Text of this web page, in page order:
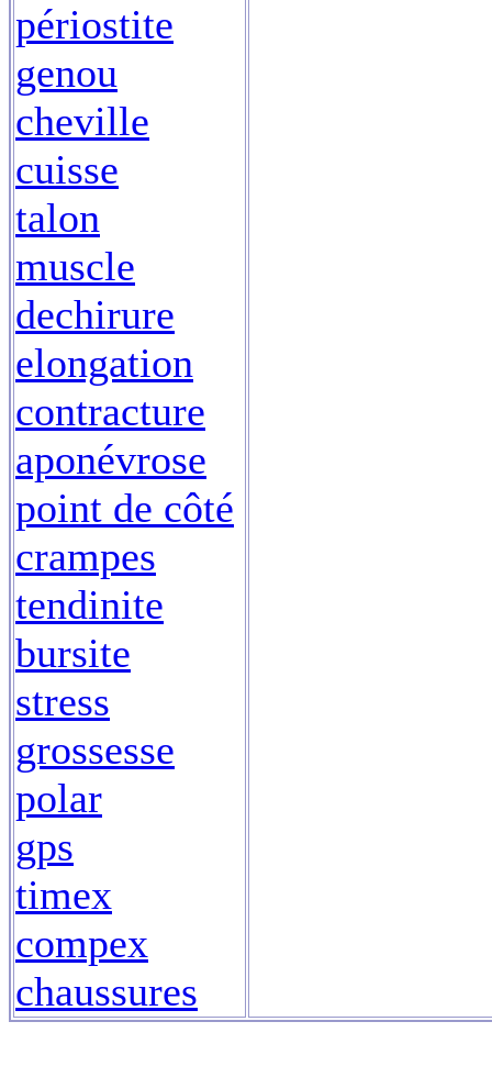
périostite
genou
cheville
cuisse
talon
muscle
dechirure
elongation
contracture
aponévrose
point de côté
crampes
tendinite
bursite
stress
grossesse
polar
gps
timex
compex
chaussures